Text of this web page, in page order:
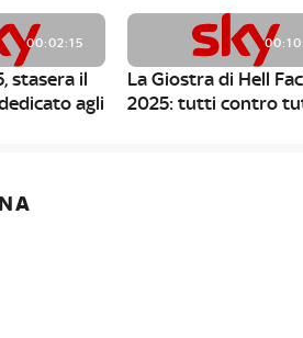
00:02:15
stasera il
agli
La Giostra di Hell
2025: tutti contro